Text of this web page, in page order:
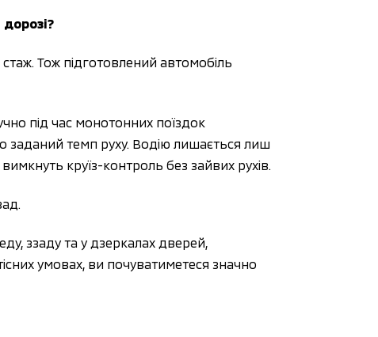
Тож підготовлений автомобіль
під час монотонних поїздок
заданий темп руху. Водію лишається лиш
круїз-контроль без зайвих рухів.
ззаду та у дзеркалах дверей,
умовах, ви почуватиметеся значно